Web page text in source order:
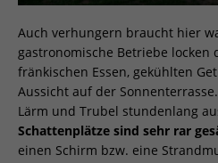
Auch verhungern braucht hier
gastronomische Betriebe locken
fränkischen Essen, gekühlten
Aussicht auf der
Lärm und Trubel stundenlang
Schattenplätze sind sehr rar
einen Schirm bzw. eine